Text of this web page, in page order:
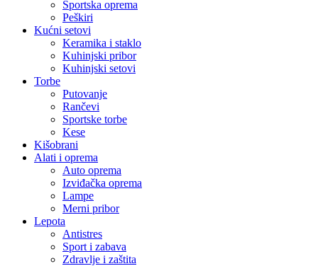
Sportska oprema
Peškiri
Kućni setovi
Keramika i staklo
Kuhinjski pribor
Kuhinjski setovi
Torbe
Putovanje
Rančevi
Sportske torbe
Kese
Kišobrani
Alati i oprema
Auto oprema
Izviđačka oprema
Lampe
Merni pribor
Lepota
Antistres
Sport i zabava
Zdravlje i zaštita